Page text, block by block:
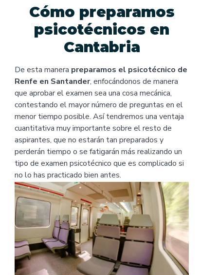
Cómo preparamos
psicotécnicos en
Cantabria
De esta manera preparamos el psicotécnico de
Renfe en Santander, enfocándonos de manera
que aprobar el examen sea una cosa mecánica,
contestando el mayor número de preguntas en el
menor tiempo posible. Así tendremos una ventaja
cuantitativa muy importante sobre el resto de
aspirantes, que no estarán tan preparados y
perderán tiempo o se fatigarán más realizando un
tipo de examen psicotécnico que es complicado si
no lo has practicado bien antes.